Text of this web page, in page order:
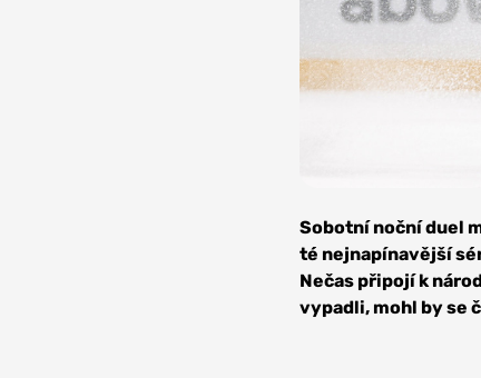
Getty Images
Sobotní noční duel
té nejnapínavější
Nečas připojí k
vypadli, mohl by se